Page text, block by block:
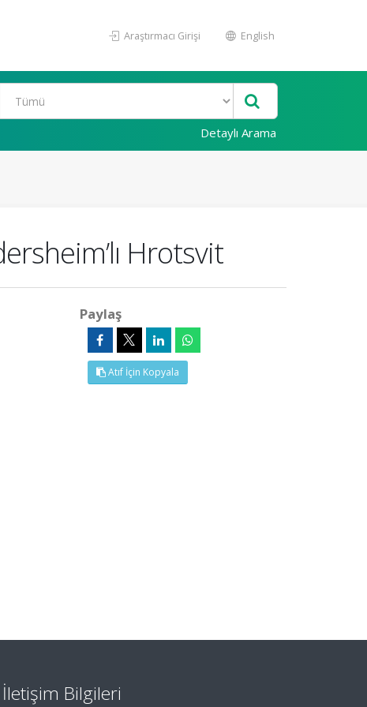
Araştırmacı Girişi English
Detaylı Arama
Hrotsvit
Paylaş
Atıf İçin Kopyala
İletişim Bilgileri